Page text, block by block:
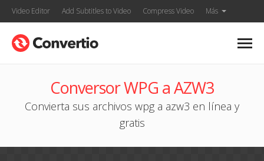
Video Editor Add Subtitles to Video Compress Video Más
Conversor WPG a AZW3
Convierta sus archivos wpg a azw3 en línea y
gratis